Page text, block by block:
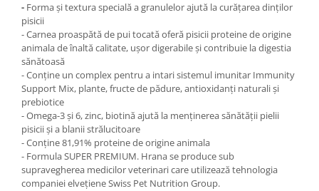
- Forma și textura specială a granulelor ajută la curățarea dinților
pisicii
- Carnea proaspătă de pui tocată oferă pisicii proteine ​​de origine
animala de înaltă calitate, ușor digerabile și contribuie la digestia
sănătoasă
- Conține un complex pentru a intari sistemul imunitar Immunity
Support Mix, plante, fructe de pădure, antioxidanți naturali și
prebiotice
- Omega-3 și 6, zinc, biotină ajută la menținerea sănătății pielii
pisicii și a blanii strălucitoare
- Conține 81,91% proteine ​​de origine animala
- Formula SUPER PREMIUM. Hrana se produce sub
supravegherea medicilor veterinari care utilizează tehnologia
companiei elvețiene Swiss Pet Nutrition Group.